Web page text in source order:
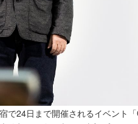
で24日まで開催されるイベント